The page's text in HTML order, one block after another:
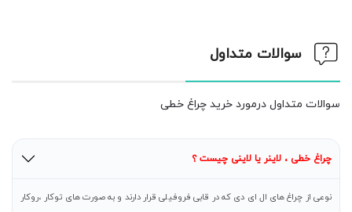
سوالات متداول
سوالات متداول درمورد خرید چراغ خطی
چراغ خطی ، لاینر یا لاینی چیست ؟
نوعی از چراغ های ال ای دی که در قابی فروفیلی قرار دارند و به صورت های توکار ،روکار